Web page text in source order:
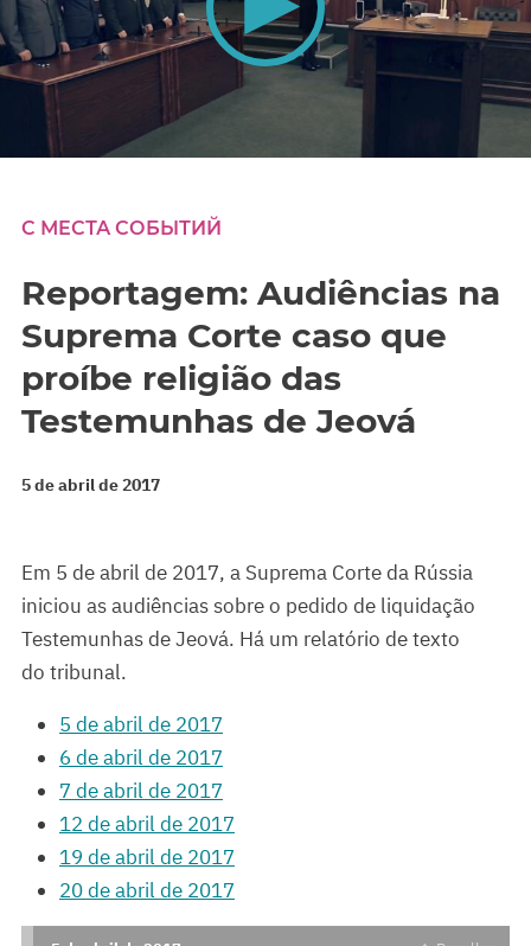
seconds
С МЕСТА СОБЫТИЙ
Reportagem: Audiências na
Suprema Corte caso que
proíbe religião das
Testemunhas de Jeová
5 de abril de 2017
Em 5 de abril de 2017, a Suprema Corte da Rússia
iniciou as audiências sobre o pedido de liquidação
Testemunhas de Jeová. Há um relatório de texto
do tribunal.
5 de abril de 2017
6 de abril de 2017
7 de abril de 2017
12 de abril de 2017
19 de abril de 2017
20 de abril de 2017